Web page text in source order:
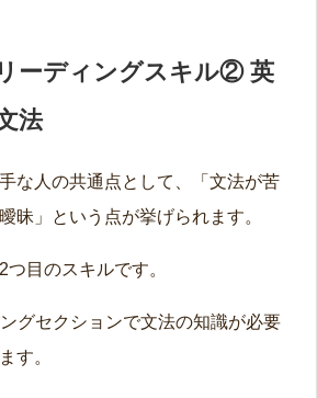
ーディングスキル② 英
法
な人の共通点として、「文法が苦
昧」という点が挙げられます。
目のスキルです。
グセクションで文法の知識が必要
す。